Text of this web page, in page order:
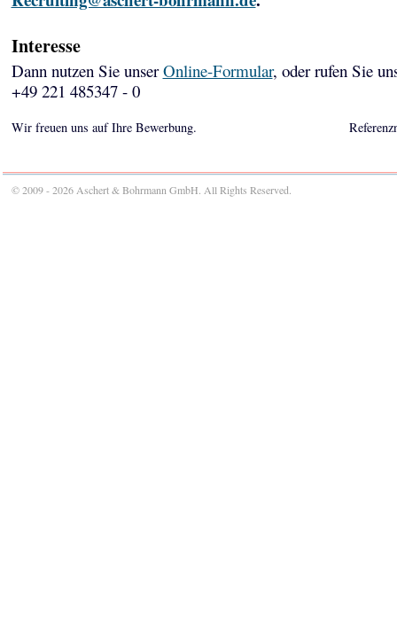
Interesse
Dann nutzen Sie unserOnline-Formular, oder rufen Sie
+49 221 485347 - 0
Wir freuen uns auf Ihre Bewerbung.
© 2009 - 2026 Aschert & Bohrmann GmbH. All Rights Reserved.